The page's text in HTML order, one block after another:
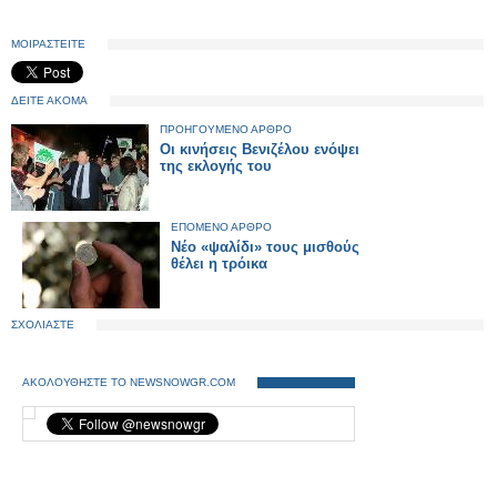
ΜΟΙΡΑΣΤΕΙΤΕ
ΔΕΙΤΕ ΑΚΟΜΑ
ΠΡΟΗΓΟΥΜΕΝΟ ΑΡΘΡΟ
Οι κινήσεις Βενιζέλου ενόψει
της εκλογής του
ΕΠΟΜΕΝΟ ΑΡΘΡΟ
Νέο «ψαλίδι» τους μισθούς
θέλει η τρόικα
ΣΧΟΛΙΑΣΤΕ
ΑΚΟΛΟΥΘΗΣΤΕ ΤΟ NEWSNOWGR.COM